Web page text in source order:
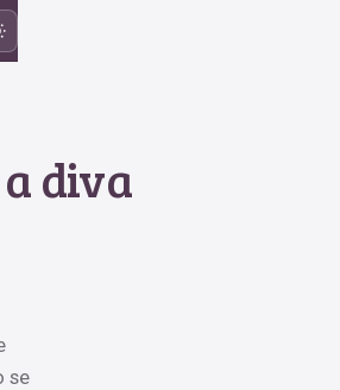
diva
se